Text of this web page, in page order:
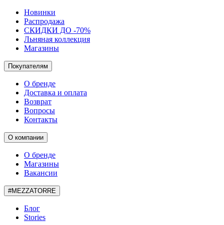
Новинки
Распродажа
СКИДКИ ДО -70%
Льняная коллекция
Магазины
Покупателям
О бренде
Доставка и оплата
Возврат
Вопросы
Контакты
О компании
О бренде
Магазины
Вакансии
#MEZZATORRE
Блог
Stories